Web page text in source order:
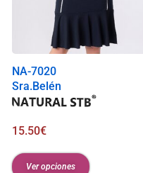
NA-7020
Sra.Belén
15.50€
Ver opciones